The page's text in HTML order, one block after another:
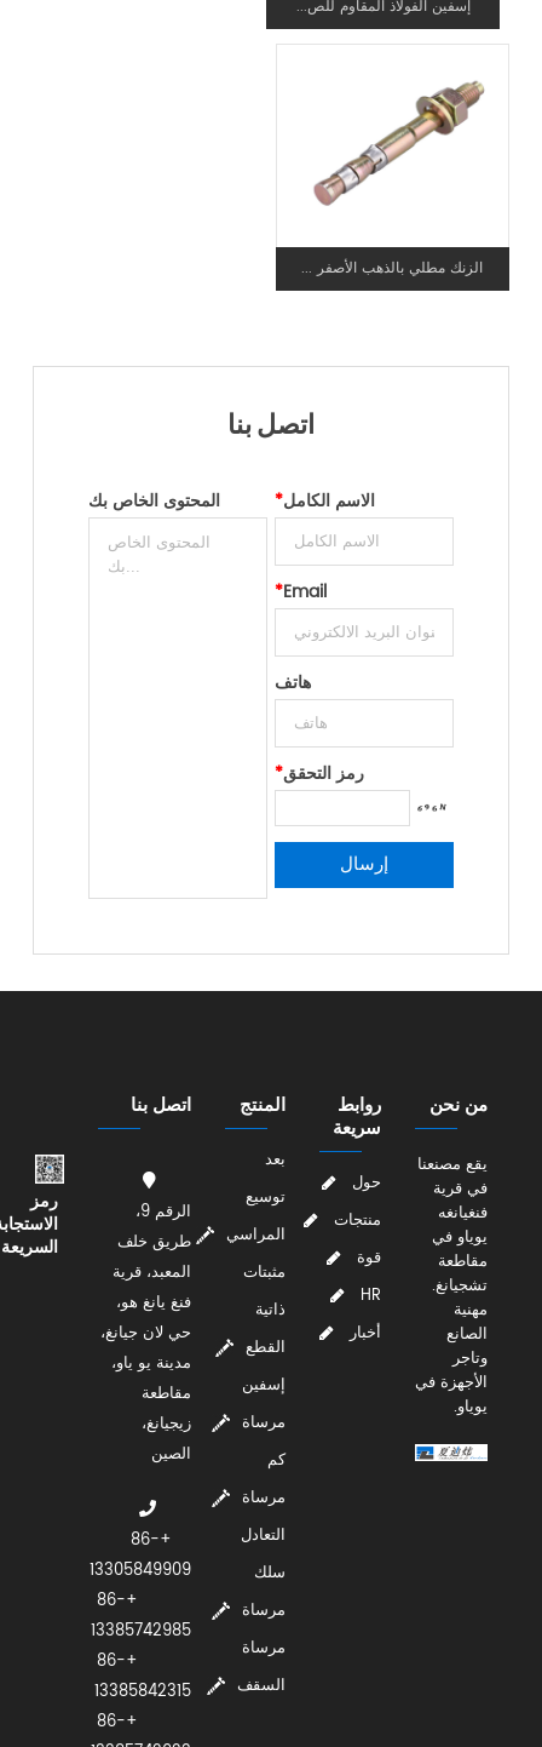
إسفين الفولاذ المقاوم للص...
الزنك مطلي بالذهب الأصفر ...
اتصل بنا
*الاسم الكامل
*Email
هاتف
*رمز التحقق
المحتوى الخاص بك
من نحن
يقع مصنعنا
في قرية
فنغيانغه
يوياو في
مقاطعة
تشجيانغ.
مهنية
الصانع
وتاجر
الأجهزة في
يوياو.
روابط
سريعة
حول
منتجات
قوة
HR
أخبار
المنتج
بعد
توسيع
المراسي
مثبتات
ذاتية
القطع
إسفين
مرساة
كم
مرساة
التعادل
سلك
مرساة
مرساة
السقف
اتصل بنا
الرقم 9،
طريق خلف
المعبد، قرية
فنغ يانغ هو،
حي لان جيانغ،
مدينة يو ياو،
مقاطعة
زيجيانغ،
الصين
+86-
13305849909
+86-
13385742985
+86-
13385842315
+86-
رمز
الاستجابة
السريعة